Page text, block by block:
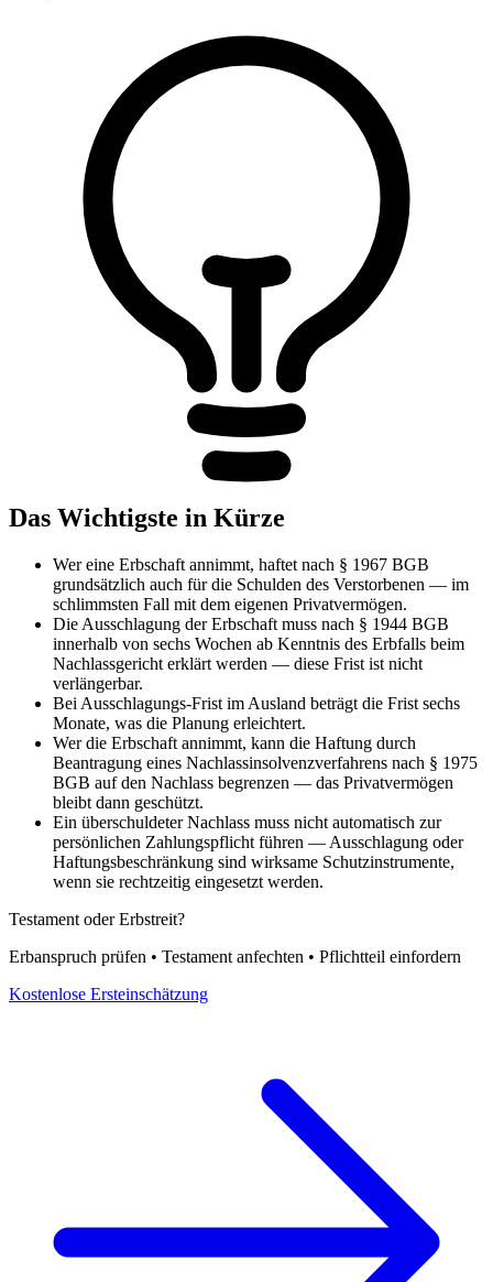
Das Wichtigste in Kürze
Wer eine Erbschaft annimmt, haftet nach § 1967 BGB
grundsätzlich auch für die Schulden des Verstorbenen — im
schlimmsten Fall mit dem eigenen Privatvermögen.
Die Ausschlagung der Erbschaft muss nach § 1944 BGB
innerhalb von sechs Wochen ab Kenntnis des Erbfalls beim
Nachlassgericht erklärt werden — diese Frist ist nicht
verlängerbar.
Bei Ausschlagungs-Frist im Ausland beträgt die Frist sechs
Monate, was die Planung erleichtert.
Wer die Erbschaft annimmt, kann die Haftung durch
Beantragung eines Nachlassinsolvenzverfahrens nach § 1975
BGB auf den Nachlass begrenzen — das Privatvermögen
bleibt dann geschützt.
Ein überschuldeter Nachlass muss nicht automatisch zur
persönlichen Zahlungspflicht führen — Ausschlagung oder
Haftungsbeschränkung sind wirksame Schutzinstrumente,
wenn sie rechtzeitig eingesetzt werden.
Testament oder Erbstreit?
Erbanspruch prüfen • Testament anfechten • Pflichtteil einfordern
Kostenlose Ersteinschätzung